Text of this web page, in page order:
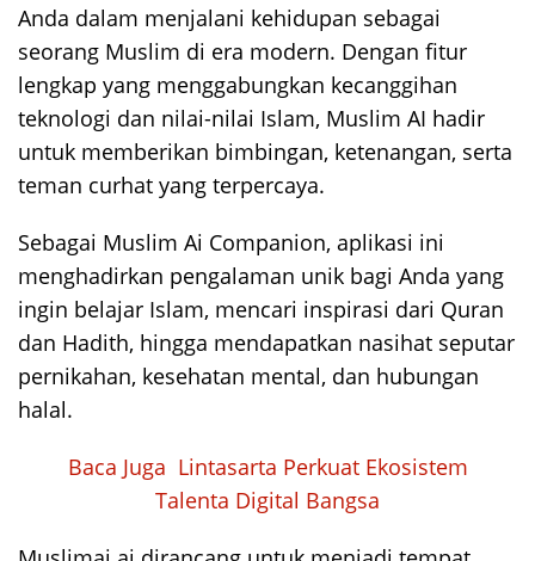
Anda dalam menjalani kehidupan sebagai
seorang Muslim di era modern. Dengan fitur
lengkap yang menggabungkan kecanggihan
teknologi dan nilai-nilai Islam, Muslim AI hadir
untuk memberikan bimbingan, ketenangan, serta
teman curhat yang terpercaya.
Sebagai Muslim Ai Companion, aplikasi ini
menghadirkan pengalaman unik bagi Anda yang
ingin belajar Islam, mencari inspirasi dari Quran
dan Hadith, hingga mendapatkan nasihat seputar
pernikahan, kesehatan mental, dan hubungan
halal.
Baca Juga Lintasarta Perkuat Ekosistem
Talenta Digital Bangsa